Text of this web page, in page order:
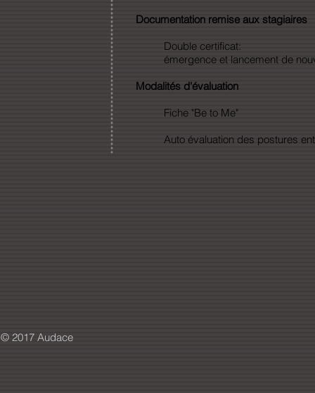
Documentation remise aux stagiaires
Double certificat:
émergence et lancement de
Modalités d'évaluation
Fiche "Be to Me"
Auto évaluation des postures
© 2017 Audace